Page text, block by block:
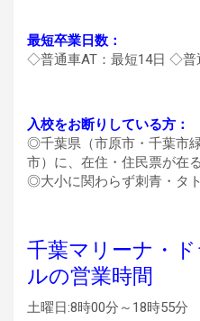
最短卒業日数：
◇普通車AT：最短14日 ◇普
入校をお断りしている方：
◎千葉県（市原市・千葉市
市）に、在住・住民票が在る
◎大小に関わらず刺青・タ
千葉マリーナ・
ルの営業時間
土曜日:8時00分～18時55分